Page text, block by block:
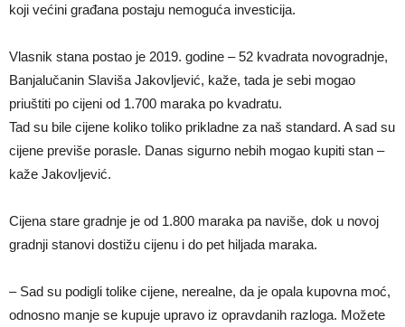
koji većini građana postaju nemoguća investicija.
Vlasnik stana postao je 2019. godine – 52 kvadrata novogradnje,
Banjalučanin Slaviša Јakovljević, kaže, tada je sebi mogao
priuštiti po cijeni od 1.700 maraka po kvadratu.
Tad su bile cijene koliko toliko prikladne za naš standard. A sad su
cijene previše porasle. Danas sigurno nebih mogao kupiti stan –
kaže Јakovljević.
Cijena stare gradnje je od 1.800 maraka pa naviše, dok u novoj
gradnji stanovi dostižu cijenu i do pet hiljada maraka.
– Sad su podigli tolike cijene, nerealne, da je opala kupovna moć,
odnosno manje se kupuje upravo iz opravdanih razloga. Možete